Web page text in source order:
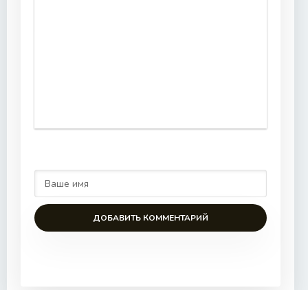
ДОБАВИТЬ КОММЕНТАРИЙ